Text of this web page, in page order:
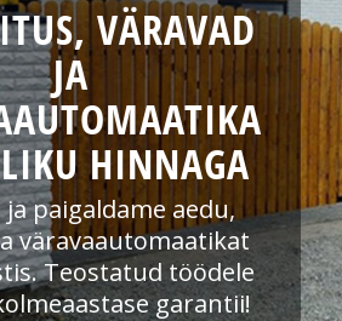
VÄRAVAD
JA
HINNAGA
paigaldame aedu,
väravaautomaatikat
Teostatud töödele
garantii!